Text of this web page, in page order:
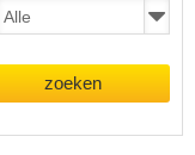
zoeken